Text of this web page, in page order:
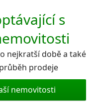
s
nejkratší době a také
prodeje
nemovitosti